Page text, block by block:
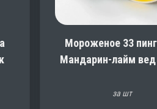
Мороженое 33
Мандарин-лайм вед
за шт